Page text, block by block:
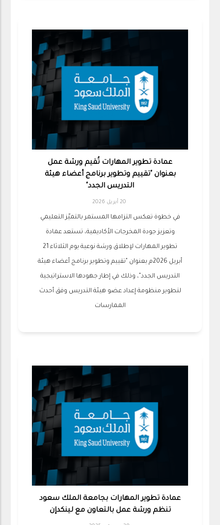
عمادة تطوير المهارات تُقيم ورشة عمل
بعنوان "تقييم وتطوير برنامج أعضاء هيئة
التدريس الجدد"
20 أبريل 2026
في خطوة تعكس التزامها المستمر بالتميّز التعليمي
وتعزيز جودة المخرجات الأكاديمية، تستعد عمادة
تطوير المهارات لإطلاق ورشة نوعية يوم الثلاثاء 21
أبريل 2026م بعنوان "تقييم وتطوير برنامج أعضاء هيئة
التدريس الجدد"، وذلك في إطار جهودها الاستراتيجية
لتطوير منظومة إعداد عضو هيئة التدريس وفق أحدث
الممارسات
عمادة تطوير المهارات بجامعة الملك سعود
تنظم ورشة عمل بالتعاون مع لينكدإن